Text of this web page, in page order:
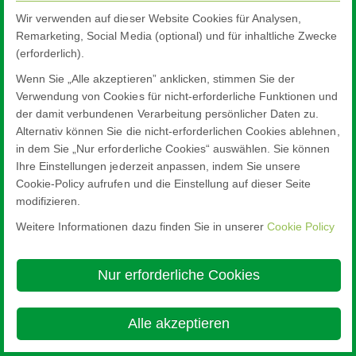
Wir verwenden auf dieser Website Cookies für Analysen,
Remarketing, Social Media (optional) und für inhaltliche Zwecke
(erforderlich).
Wenn Sie „Alle akzeptieren” anklicken, stimmen Sie der
Verwendung von Cookies für nicht-erforderliche Funktionen und
der damit verbundenen Verarbeitung persönlicher Daten zu.
Alternativ können Sie die nicht-erforderlichen Cookies ablehnen,
in dem Sie „Nur erforderliche Cookies“ auswählen. Sie können
Ihre Einstellungen jederzeit anpassen, indem Sie unsere
Cookie-Policy aufrufen und die Einstellung auf dieser Seite
modifizieren.
Weitere Informationen dazu finden Sie in unserer Cookie Policy
Nur erforderliche Cookies
Alle akzeptieren